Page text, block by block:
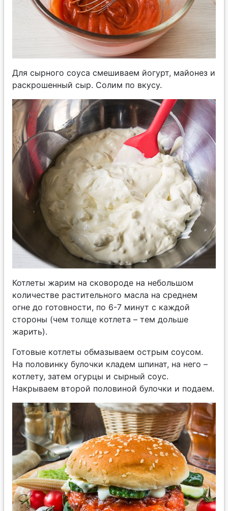
Для сырного соуса смешиваем йогурт, майонез и
раскрошенный сыр. Солим по вкусу.
Котлеты жарим на сковороде на небольшом
количестве растительного масла на среднем
огне до готовности, по 6-7 минут с каждой
стороны (чем толще котлета – тем дольше
жарить).
Готовые котлеты обмазываем острым соусом.
На половинку булочки кладем шпинат, на него –
котлету, затем огурцы и сырный соус.
Накрываем второй половиной булочки и подаем.